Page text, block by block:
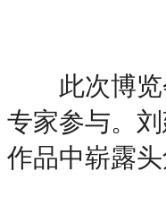
此次博览会
专家参与。
作品中崭露